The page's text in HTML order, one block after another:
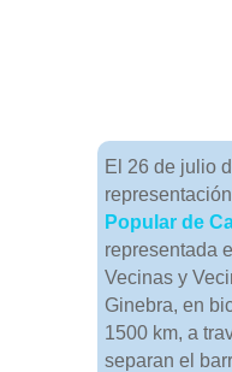
El 26 de julio
Popular de
representada
Vecinas y
Ginebra, en
1500 km, a
separan el